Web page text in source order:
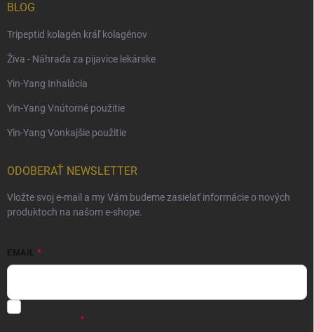
BLOG
Tripeptid kolagén kráľ kolagénov
Živa - Náhrada za pijavice lekárske
Yin-Yang Inhalácia
Yin-Yang Vnútorné použitie
Yin-Yang Vonkajšie použitie
ODOBERAŤ NEWSLETTER
Vložte svoj e-mail a my Vám budeme zasielať informácie o nových
produktoch na našom e-shope.
EMAIL